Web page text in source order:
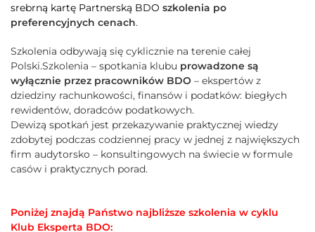
srebrną kartę Partnerską BDO szkolenia po
preferencyjnych cenach.
Szkolenia odbywają się cyklicznie na terenie całej
Polski.Szkolenia – spotkania klubu prowadzone są
wyłącznie przez pracowników BDO – ekspertów z
dziedziny rachunkowości, finansów i podatków: biegłych
rewidentów, doradców podatkowych.
Dewizą spotkań jest przekazywanie praktycznej wiedzy
zdobytej podczas codziennej pracy w jednej z największych
firm audytorsko – konsultingowych na świecie w formule
casów i praktycznych porad.
Poniżej znajdą Państwo najbliższe szkolenia w cyklu
Klub Eksperta BDO: